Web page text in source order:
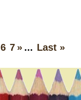
6 7 » ... Last »